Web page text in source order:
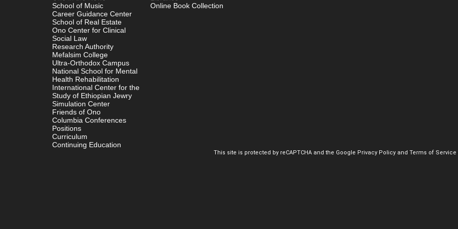
School of Music
Career Guidance Center
School of Real Estate
Ono Center for Clinical
Social Law
Research Authority
Mefalsim College
Ultra-Orthodox Campus
National School for Mental
Health Rehabilitation
International Center for the
Study of Ethiopian Jewry
Simulation Center
Friends of Ono
Columbia Conferences
Positions
Curriculum
Continuing Education
Online Book Collection
This site is protected by reCAPTCHA and the Google Privacy Policyand Terms of Service